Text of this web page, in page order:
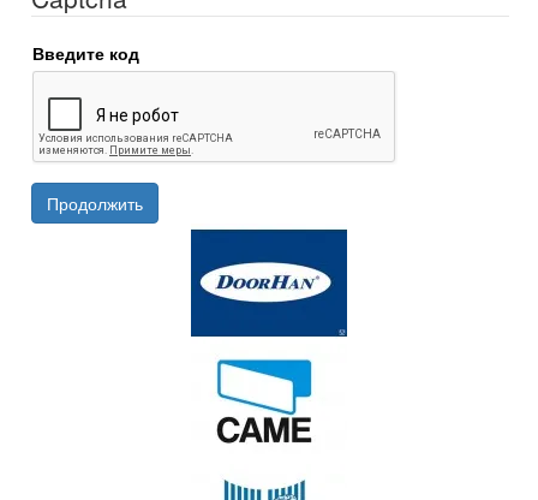
Введите код
Продолжить